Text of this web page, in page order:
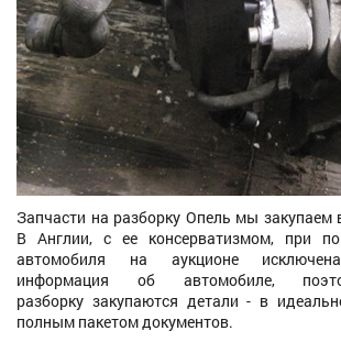
Запчасти на разборку Опель мы закупаем
В Англии, с ее консерватизмом, при
автомобиля на аукционе
информация об автомобиле,
разборку закупаются детали - в
полным пакетом документов.